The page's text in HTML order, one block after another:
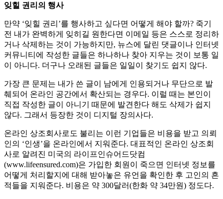
잊힐 권리의 행사
만약 ‘잊힐 권리’를 행사하고 싶다면 어떻게 해야 할까? 죽기
전 내가 완벽하게 잊히길 원한다면 이메일 등은 스스로 정리하
거나 삭제하는 것이 가능하지만, 뉴스에 달린 댓글이나 인터넷
커뮤니티에 작성한 글들은 하나하나 찾아 지우는 것이 보통 일
이 아니다. 더구나 오래된 글들은 일일이 찾기도 쉽지 않다.
가장 큰 문제는 내가 쓴 글이 남에게 인용되거나 무단으로 발
췌되어 온라인 공간에서 확산되는 경우다. 이럴 때는 본인이
직접 작성한 글이 아니기 때문에 발견한다 해도 삭제가 쉽지
않다. 그래서 등장한 것이 디지털 장의사다.
온라인 상조회사로도 불리는 이런 기업들은 비용을 받고 의뢰
인의 ‘인생’을 온라인에서 지워준다. 대표적인 온라인 상조회
사로 알려진 미국의 라이프인슈어드닷컴
(www.lifeensured.com)은 가입한 회원이 죽으면 인터넷 정보를
어떻게 처리할지에 대해 받아놓은 유언을 확인한 후 고인의 흔
적들을 지워준다. 비용은 약 300달러(한화 약 34만원) 정도다.